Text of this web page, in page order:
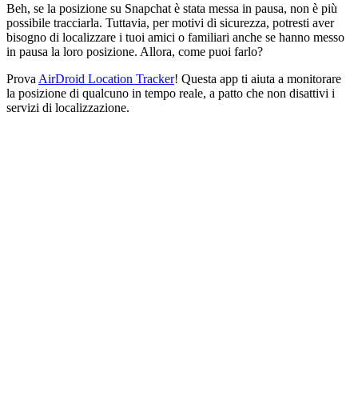
Beh, se la posizione su Snapchat è stata messa in pausa, non è più
possibile tracciarla. Tuttavia, per motivi di sicurezza, potresti aver
bisogno di localizzare i tuoi amici o familiari anche se hanno messo
in pausa la loro posizione. Allora, come puoi farlo?
Prova AirDroid Location Tracker! Questa app ti aiuta a monitorare
la posizione di qualcuno in tempo reale, a patto che non disattivi i
servizi di localizzazione.